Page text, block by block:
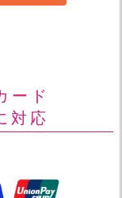
ード
対応